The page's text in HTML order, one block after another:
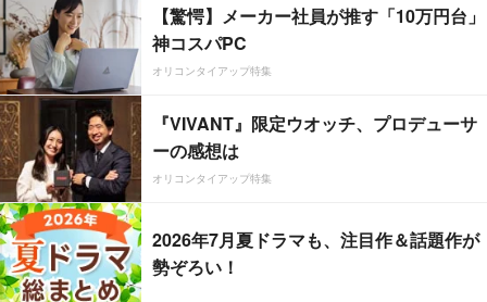
【驚愕】メーカー社員が推す「10万円台」
神コスパPC
オリコンタイアップ特集
『VIVANT』限定ウオッチ、プロデューサ
ーの感想は
オリコンタイアップ特集
2026年7月夏ドラマも、注目作＆話題作が
勢ぞろい！